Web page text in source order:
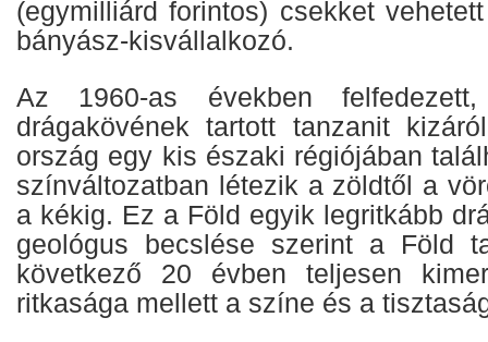
(egymilliárd forintos) csekket
bányász-kisvállalkozó.
Az 1960-as években
drágakövének tartott tanzanit
ország egy kis északi régiójában
színváltozatban létezik a zöldtől a
a kékig. Ez a Föld egyik legritkább
geológus becslése szerint a Föld
következő 20 évben teljesen
ritkasága mellett a színe és a